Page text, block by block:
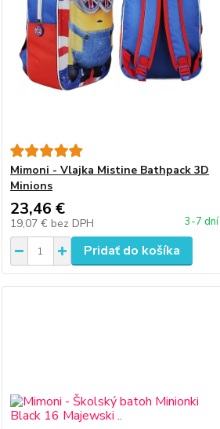
Mimoni - Vlajka Mistine Bathpack 3D
Minions
23,46 €
19,07 € bez DPH 3-7 dní
Pridať do košíka